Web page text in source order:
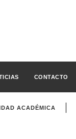
CONTACTO
ACADÉMICA